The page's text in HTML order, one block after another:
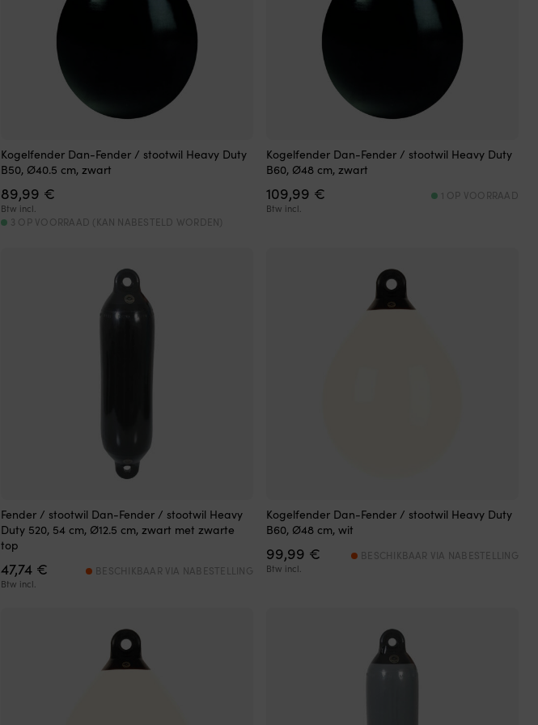
Kogelfender Dan-Fender / stootwil Heavy Duty
B50, Ø40.5 cm, zwart
89,99 €
Btw incl.
3 OP VOORRAAD (KAN NABESTELD WORDEN)
Kogelfender Dan-Fender / stootwil Heavy Duty
B60, Ø48 cm, zwart
109,99 €
Btw incl.
1 OP VOORRAAD
Fender / stootwil Dan-Fender / stootwil Heavy
Duty 520, 54 cm, Ø12.5 cm, zwart met zwarte
top
47,74 €
Btw incl.
BESCHIKBAAR VIA NABESTELLING
Kogelfender Dan-Fender / stootwil Heavy Duty
B60, Ø48 cm, wit
99,99 €
Btw incl.
BESCHIKBAAR VIA NABESTELLING